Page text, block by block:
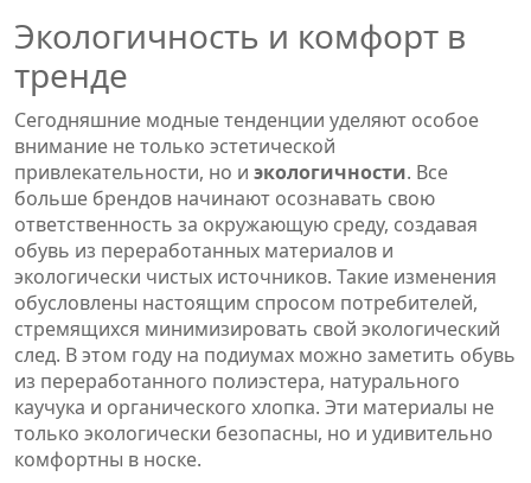
Экологичность и комфорт в
тренде
Сегодняшние модные тенденции уделяют особое
внимание не только эстетической
привлекательности, но и экологичности. Все
больше брендов начинают осознавать свою
ответственность за окружающую среду, создавая
обувь из переработанных материалов и
экологически чистых источников. Такие изменения
обусловлены настоящим спросом потребителей,
стремящихся минимизировать свой экологический
след. В этом году на подиумах можно заметить обувь
из переработанного полиэстера, натурального
каучука и органического хлопка. Эти материалы не
только экологически безопасны, но и удивительно
комфортны в носке.